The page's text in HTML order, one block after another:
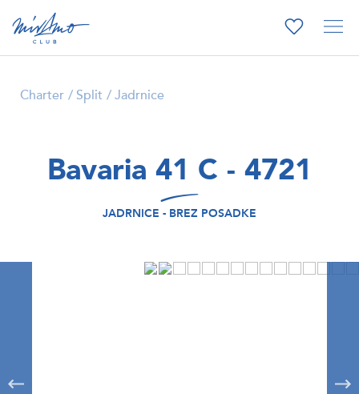
Charter Split Jadrnice
Bavaria 41 C - 4721
JADRNICE - BREZ POSADKE